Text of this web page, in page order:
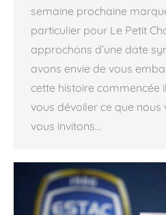
semaine prochaine
particulier pour Le Petit
approchons d’une date
avons envie de vous
cette histoire commencée
vous dévoiler ce que nous
vous invitons…